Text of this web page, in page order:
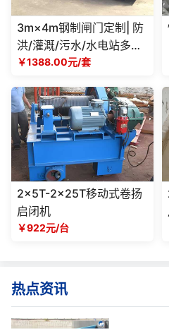
3m×4m钢制闸门定制| 防
洪/灌溉/污水/水电站多场
景适用，厂家可按需设计
￥1388.00元/套
2x5T-2x25T移动式卷扬
启闭机
￥922元/台
热点资讯